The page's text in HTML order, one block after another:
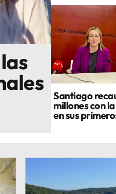
Santiago
millones con
en sus